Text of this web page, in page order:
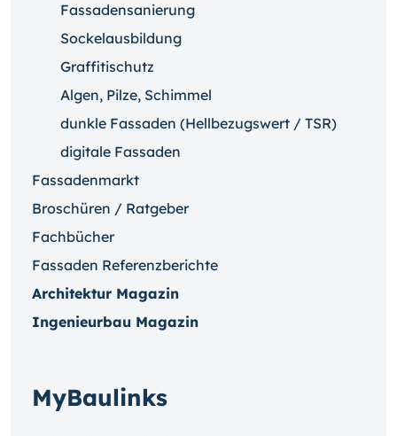
Fassadensanierung
Sockelausbildung
Graffitischutz
Algen, Pilze, Schimmel
dunkle Fassaden (Hellbezugswert / TSR)
digitale Fassaden
Fassadenmarkt
Broschüren / Ratgeber
Fachbücher
Fassaden Referenzberichte
Architektur Magazin
Ingenieurbau Magazin
MyBaulinks